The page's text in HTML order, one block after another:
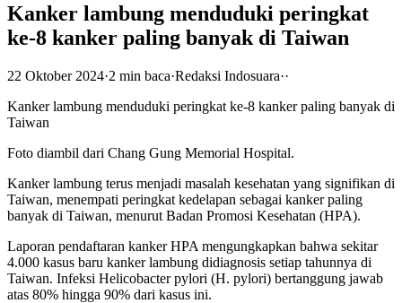
Kanker lambung menduduki peringkat
ke-8 kanker paling banyak di Taiwan
22 Oktober 2024·2 min baca·Redaksi Indosuara··
Kanker lambung menduduki peringkat ke-8 kanker paling banyak di
Taiwan
Foto diambil dari Chang Gung Memorial Hospital.
Kanker lambung terus menjadi masalah kesehatan yang signifikan di
Taiwan, menempati peringkat kedelapan sebagai kanker paling
banyak di Taiwan, menurut Badan Promosi Kesehatan (HPA).
Laporan pendaftaran kanker HPA mengungkapkan bahwa sekitar
4.000 kasus baru kanker lambung didiagnosis setiap tahunnya di
Taiwan. Infeksi Helicobacter pylori (H. pylori) bertanggung jawab
atas 80% hingga 90% dari kasus ini.